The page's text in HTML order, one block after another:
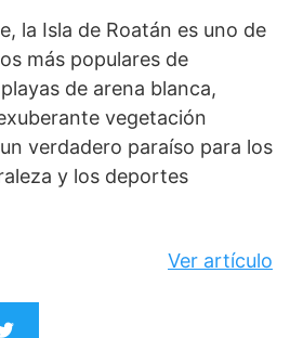
la Isla de Roatán es uno de
más populares de
de arena blanca,
vegetación
verdadero paraíso para los
y los deportes
Ver artículo